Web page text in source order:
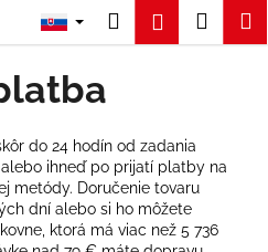
Hľadať
do 24 hodín od zadania
ihneď po prijatí platby na
metódy. Doručenie tovaru
dní alebo si ho môžete
ktorá má viac než 5 736